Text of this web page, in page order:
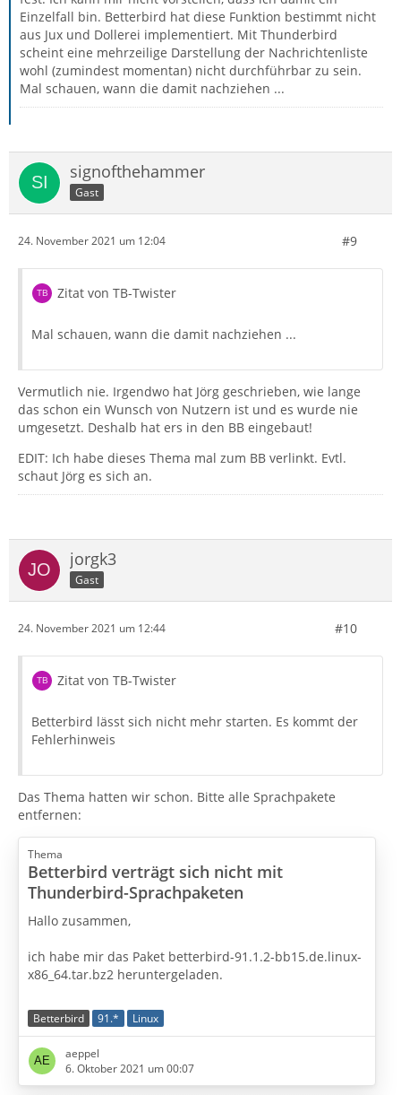
Einzelfall bin. Betterbird hat diese Funktion bestimmt nicht
aus Jux und Dollerei implementiert. Mit Thunderbird
scheint eine mehrzeilige Darstellung der Nachrichtenliste
wohl (zumindest momentan) nicht durchführbar zu sein.
Mal schauen, wann die damit nachziehen ...
signofthehammer
Gast
24. November 2021 um 12:04 #9
Zitat von TB-Twister
Mal schauen, wann die damit nachziehen ...
Vermutlich nie. Irgendwo hat Jörg geschrieben, wie lange
das schon ein Wunsch von Nutzern ist und es wurde nie
umgesetzt. Deshalb hat ers in den BB eingebaut!
EDIT: Ich habe dieses Thema mal zum BB verlinkt. Evtl.
schaut Jörg es sich an.
jorgk3
Gast
24. November 2021 um 12:44 #10
Zitat von TB-Twister
Betterbird lässt sich nicht mehr starten. Es kommt der
Fehlerhinweis
Das Thema hatten wir schon. Bitte alle Sprachpakete
entfernen:
Thema
Betterbird verträgt sich nicht mit
Thunderbird-Sprachpaketen
Hallo zusammen,
ich habe mir das Paket betterbird-91.1.2-bb15.de.linux-
x86_64.tar.bz2 heruntergeladen.
Nach dem Entpacken und Starten bekomme ich
angehängte Fehlermeldung. Wie kann ich das auf
Fehlersuche gehen? Im Terminal wird mir nix angezeigt.
Viele Grüße
Betterbird 91.* Linux
aeppel
6. Oktober 2021 um 00:07